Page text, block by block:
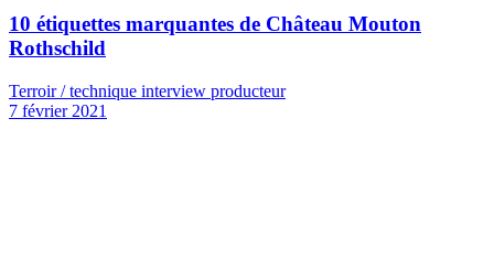
10 étiquettes marquantes de Château Mouton
Rothschild
Terroir / technique interview producteur
7 février 2021